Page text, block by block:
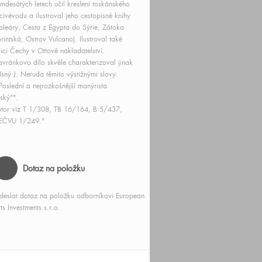
letech učil kreslení toskánského
a ilustroval jeho cestopisné knihy
Cesta z Egypta do Sýrie, Zátoka
Ostrov Vulcano). Ilustroval také
Čechy v Ottově nakladatelství.
dílo skvěle charakterizoval jinak
J. Neruda těmito výstižnými slovy:
a nejrozkošnější manýrista
viz T 1/308, TB 16/164, B 5/437,
1/249."
Dotaz na položku
dotaz na položku odborníkovi European
Investments s.r.o.